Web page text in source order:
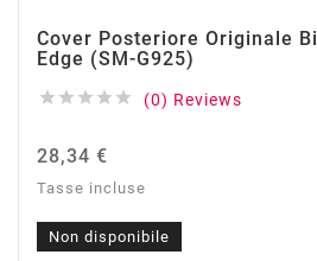
Cover Posteriore Originale
Edge (SM-G925)
     (0) Reviews
28,34 €
Tasse incluse
Non disponibile